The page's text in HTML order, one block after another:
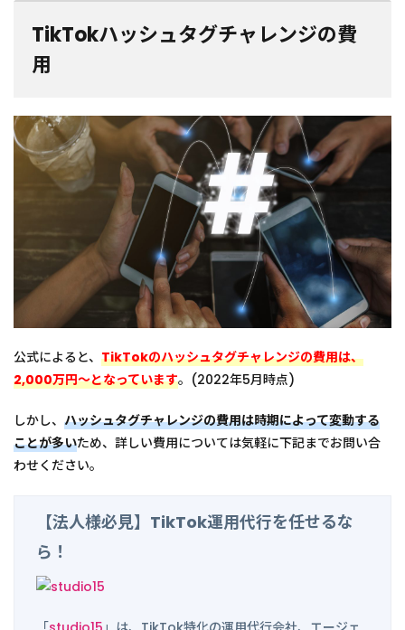
ンジま
とめ
TikTokハッシュタグチャレンジの費
用
公式によると、 TikTokのハッシュタグチャレンジの費用は、
2,000万円〜となっています。(2022年5月時点)
しかし、 ハッシュタグチャレンジの費用は時期によって変動する
ことが多いため、詳しい費用については気軽に下記までお問い合
わせください。
【法人様必見】TikTok運用代行を任せるな
ら！